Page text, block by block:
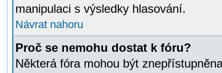
manipulaci s výsledky hlasování.
Návrat nahoru
Proč se nemohu dostat k fóru?
Některá fóra mohou být